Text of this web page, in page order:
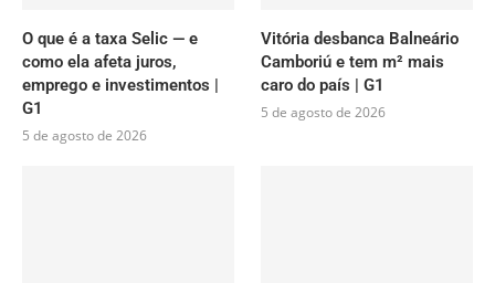
O que é a taxa Selic — e
como ela afeta juros,
emprego e investimentos |
G1
5 de agosto de 2026
Vitória desbanca Balneário
Camboriú e tem m² mais
caro do país | G1
5 de agosto de 2026